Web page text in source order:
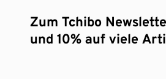
Zum Tchibo
und 10% auf viele